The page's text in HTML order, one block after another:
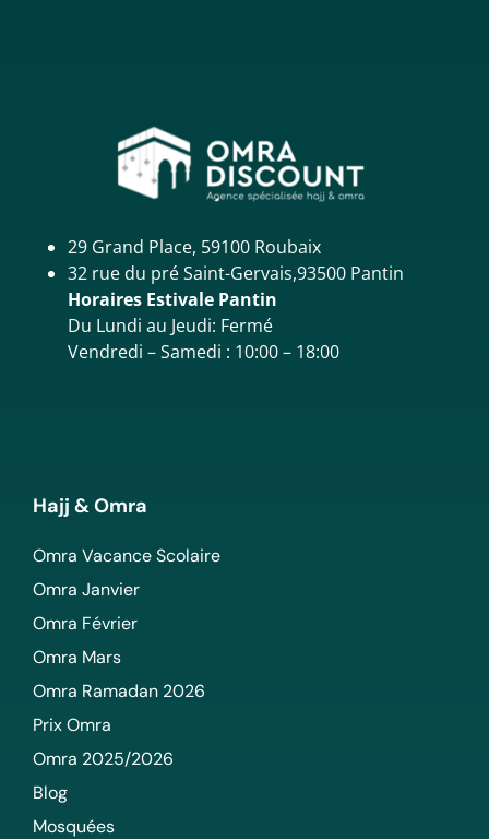
29 Grand Place, 59100 Roubaix
32 rue du pré Saint-Gervais,93500 Pantin
Horaires Estivale Pantin
Du Lundi au Jeudi: Fermé
Vendredi – Samedi : 10:00 – 18:00
Hajj & Omra
Omra Vacance Scolaire
Omra Janvier
Omra Février
Omra Mars
Omra Ramadan 2026
Prix Omra
Omra 2025/2026
Blog
Mosquées